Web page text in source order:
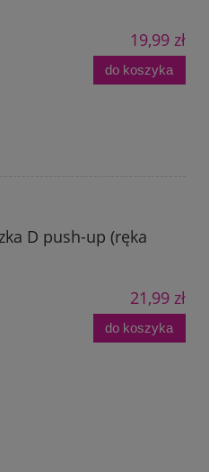
19,99 zł
do koszyka
D push-up (ręka
21,99 zł
do koszyka